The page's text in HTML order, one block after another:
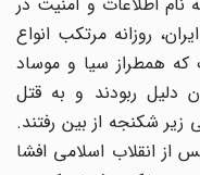
روزانه مرتکب انواع
همطراز سیا و موساد
ربودند و به قتل
شکنجه از بین رفتند.
انقلاب اسلامی افشا